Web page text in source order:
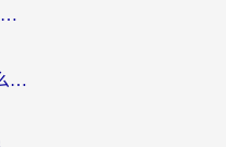
在海外听喜马拉雅总提示“地区限制”？3步轻松解除+听国内音乐全攻略
在国外登录不了国内小程序怎么办？选对回国加速器，轻松解锁国内资源